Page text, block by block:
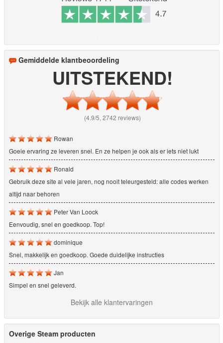
Gemiddelde klantbeoordeling
UITSTEKEND!
(4.9/5, 2742 reviews)
Rowan
Goeie ervaring ze leveren snel. En ze helpen je ook als er iets niet lukt
Ronald
Gebruik deze site al vele jaren, nog nooit teleurgesteld: alle codes werken
altijd naar behoren
Peter Van Loock
Eenvoudig, snel en goedkoop. Top!
dominique
Snel, makkelijk en goedkoop. Goede duidelijke instructies
Jan
Simpel en snel geleverd.
Bekijk alle klantervaringen
Overige Steam producten